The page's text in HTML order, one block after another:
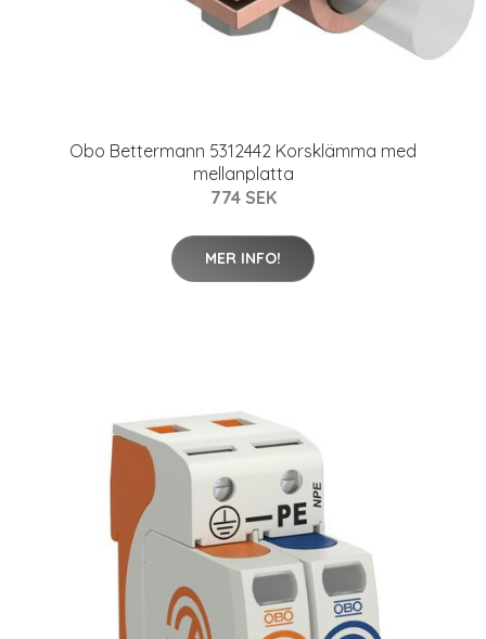
Obo Bettermann 5312442 Korsklämma med
mellanplatta
774 SEK
MER INFO!